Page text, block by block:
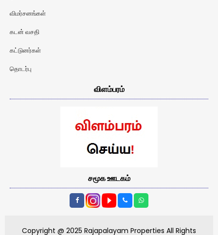
விமர்சனங்கள்
கடன் வசதி
கட்டுனர்கள்
தொடர்பு
விளம்பரம்
சமூக ஊடகம்